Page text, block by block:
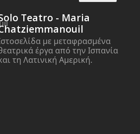
Teatro - Maria
με μεταφρασμένα
έργα από την Ισπανία
τη Λατινική Αμερική.